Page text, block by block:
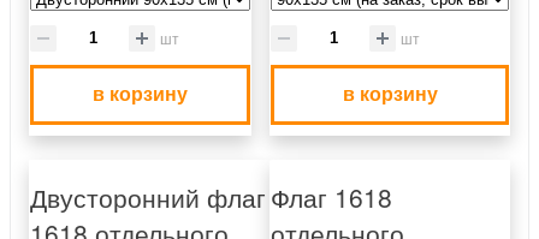
шт
в корзину
шт
в корзину
Двусторонний флаг Флаг 1618